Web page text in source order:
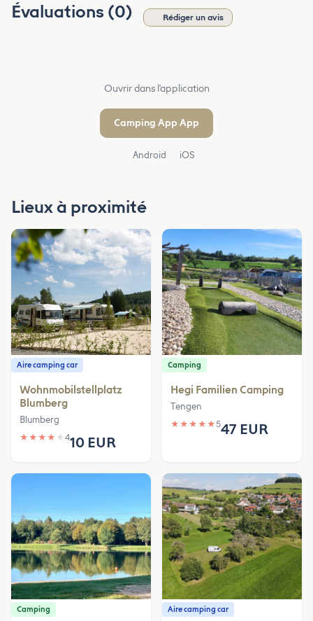
Évaluations (0) Rédiger un avis
Ouvrir dans l'application
Camping App App
Android iOS
Lieux à proximité
Aire camping car
Wohnmobilstellplatz
Blumberg
Blumberg
★ ★ ★ ★ ★ 410 EUR
Camping
Hegi Familien Camping
Tengen
★ ★ ★ ★ ★547 EUR
Camping Aire camping car